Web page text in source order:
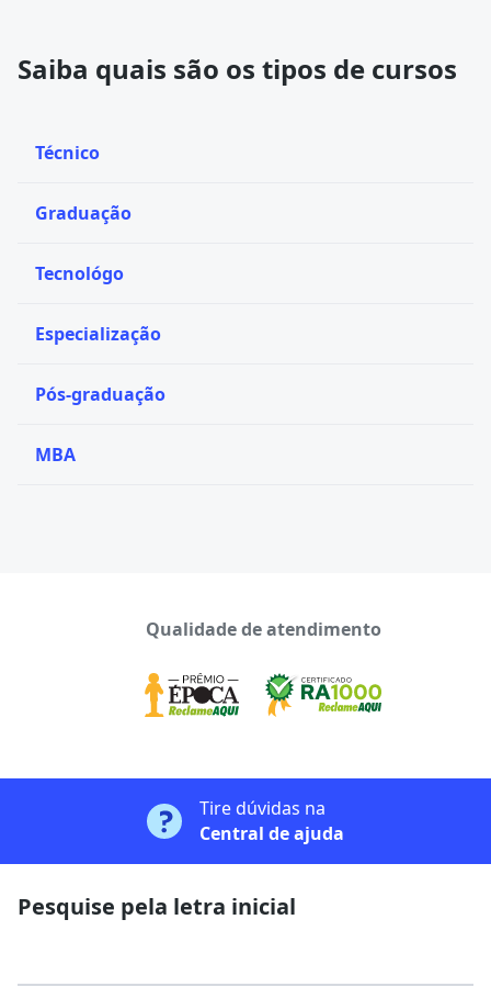
Saiba quais são os tipos de cursos
Técnico
Graduação
Tecnológo
Especialização
Pós-graduação
MBA
Qualidade de atendimento
Tire dúvidas na
Central de ajuda
Pesquise pela letra inicial